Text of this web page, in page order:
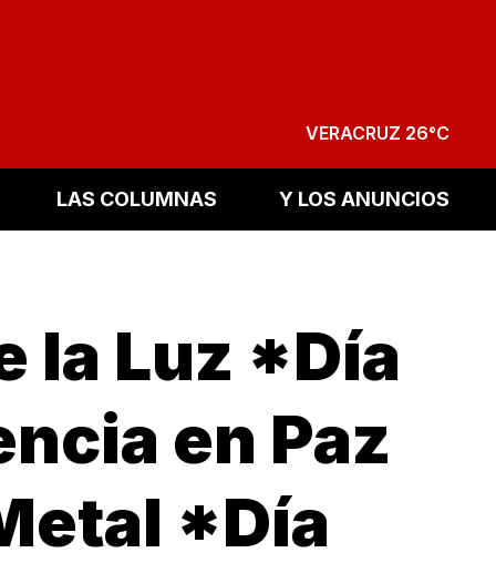
VERACRUZ 26°C
LAS COLUMNAS Y LOS ANUNCIOS
la Luz *Día
en Paz
*Día